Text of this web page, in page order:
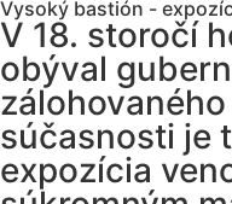
Vysoký bastión -
V 18. storočí
obýval
súčasnosti je
expozícia